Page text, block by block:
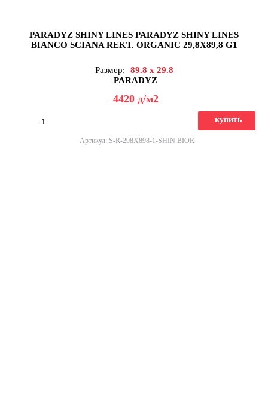
PARADYZ SHINY LINES PARADYZ SHINY LINES
BIANCO SCIANA REKT. ORGANIC 29,8X89,8 G1
Размер:
89.8 x 29.8
PARADYZ
4420 д/м2
купить
Артикул: S-R-298X898-1-SHIN.BIOR